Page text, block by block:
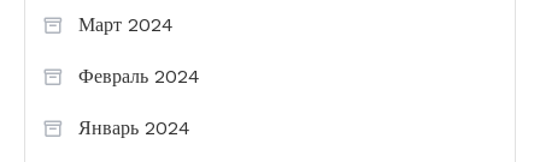
Март 2024
Февраль 2024
Январь 2024